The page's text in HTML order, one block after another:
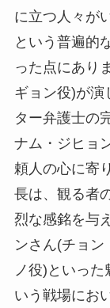
に立つ人々が
という普遍的
った点にあり
ギョン役)が演
ター弁護士の
ナム・ジヒョ
頼人の心に寄
長は、観る者
烈な感銘を与
ンさん(チョン
ノ役)といっ
いう戦場にお